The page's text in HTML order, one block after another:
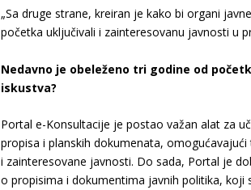
„Sa druge strane, kreiran je kako bi organi
početka uključivali i zainteresovanu javnosti u
Nedavno je obeleženo tri godine od
iskustva?
Portal e-Konsultacije je postao važan alat za
propisa i planskih dokumenata,
i zainteresovane javnosti. Do sada, Portal je
o propisima i dokumentima javnih politika,